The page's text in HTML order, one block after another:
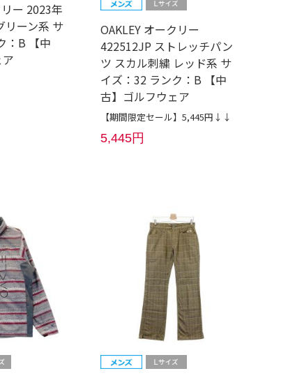
ー 2023年
リーン系 サ
：B 【中
OAKLEY オークリー
422512JP ストレッチパン
ツ スカル刺繍 レッド系 サ
イズ：32 ランク：B 【中
古】ゴルフウェア
【期間限定セール】5,445円↓↓
5,445円